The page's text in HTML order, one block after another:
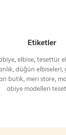
Etiketler
,elbise,tesettür
, düğün elbiseleri,
butik, meri store,
abiye modelleri